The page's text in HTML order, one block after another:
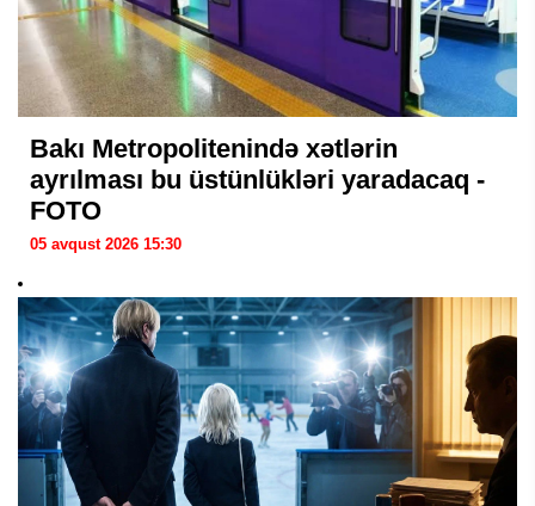
Bakı Metropolitenində xətlərin
ayrılması bu üstünlükləri yaradacaq -
FOTO
05 avqust 2026 15:30